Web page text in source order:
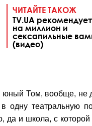
ЧИТАЙТЕ ТАКОЖ
TV.UA
на миллион и
сексапильные
(видео)
юный Том, вообще, не
одну театральную
да и школа, с которой